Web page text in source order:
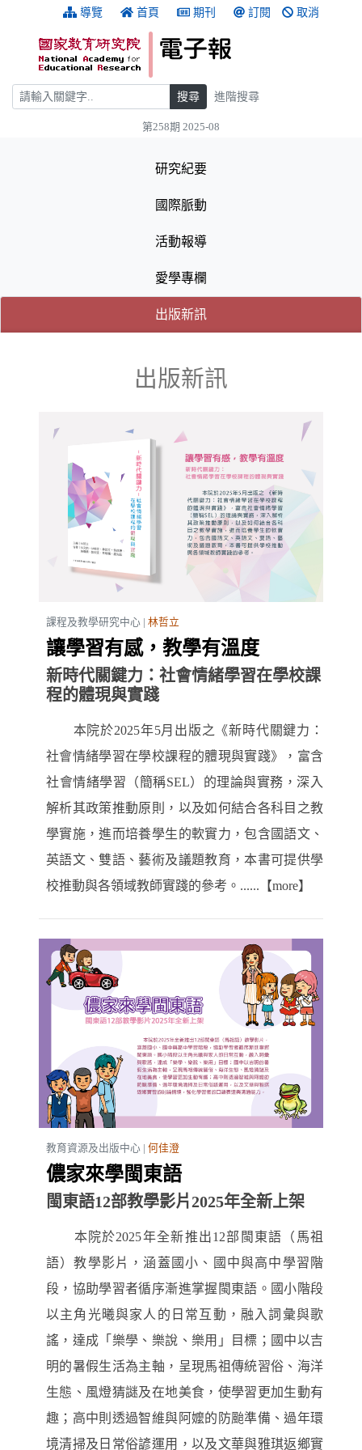
跳到主要內容 導覽 首頁 期刊 訂閱 取消
搜尋 搜尋 進階搜尋
第258期 2025-08
研究紀要
國際脈動
活動報導
愛學專欄
出版新訊
出版新訊
課程及教學研究中心 | 林哲立
讓學習有感，教學有溫度
新時代關鍵力：社會情緒學習在學校課
程的體現與實踐
本院於2025年5月出版之《新時代關鍵力：
社會情緒學習在學校課程的體現與實踐》，富含
社會情緒學習（簡稱SEL）的理論與實務，深入
解析其政策推動原則，以及如何結合各科目之教
學實施，進而培養學生的軟實力，包含國語文、
英語文、雙語、藝術及議題教育，本書可提供學
校推動與各領域教師實踐的參考。......【more】
教育資源及出版中心 | 何佳澄
儂家來學閩東語
閩東語12部教學影片2025年全新上架
本院於2025年全新推出12部閩東語（馬祖
語）教學影片，涵蓋國小、國中與高中學習階
段，協助學習者循序漸進掌握閩東語。國小階段
以主角光曦與家人的日常互動，融入詞彙與歌
謠，達成「樂學、樂說、樂用」目標；國中以吉
明的暑假生活為主軸，呈現馬祖傳統習俗、海洋
生態、風燈猜謎及在地美食，使學習更加生動有
趣；高中則透過智維與阿嬤的防颱準備、過年環
境清掃及日常俗諺運用，以及文華與雅琪返鄉實